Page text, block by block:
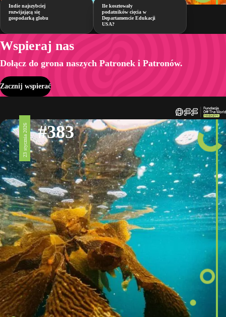
Indie najszybciej
rozwijającą się
gospodarką globu
Ile kosztowały
podatników cięcia w
Departamencie Edukacji
USA?
Wspieraj nas
Dołącz do grona naszych Patronek i Patronów.
Zacznij wspierać
23 stycznia 2026 #383